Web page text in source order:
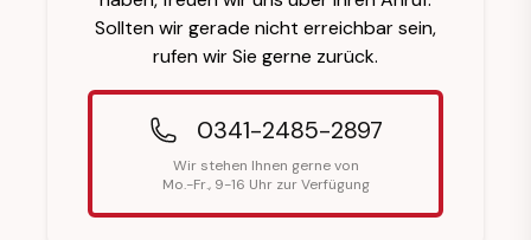
Sollten wir gerade nicht erreichbar sein,
rufen wir Sie gerne zurück.
0341-2485-2897
Wir stehen Ihnen gerne von
Mo.-Fr., 9-16 Uhr zur Verfügung